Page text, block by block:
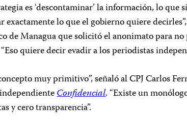
es ‘descontaminar’ la información, lo que
exactamente lo que el gobierno quiere
de Managua que solicitó el anonimato para
quiere decir evadir a los periodistas
muy primitivo”, señaló al CPJ Carlos
Confidencial. “Existe un
y cero transparencia”.